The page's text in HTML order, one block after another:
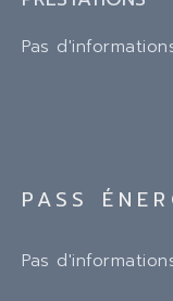
Pas
PASS
Pas